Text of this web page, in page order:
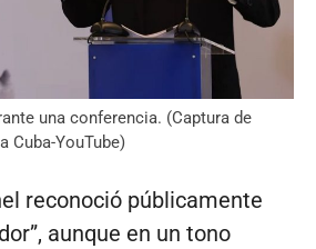
una conferencia. (Captura de
Cuba-YouTube)
reconoció públicamente
aunque en un tono